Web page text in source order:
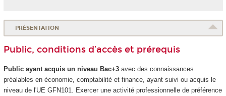
PRÉSENTATION
Public, conditions d’accès et prérequis
Public ayant acquis un niveau Bac+3avec des connaissances
préalables en économie, comptabilité et finance, ayant suivi ou acquis le
niveau de l'UE GFN101. Exercer une activité professionnelle de préférence